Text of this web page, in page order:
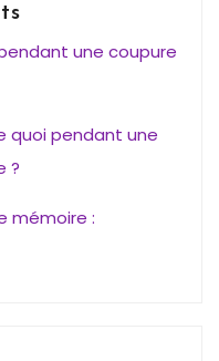
une coupure
quoi pendant une
?
mémoire :